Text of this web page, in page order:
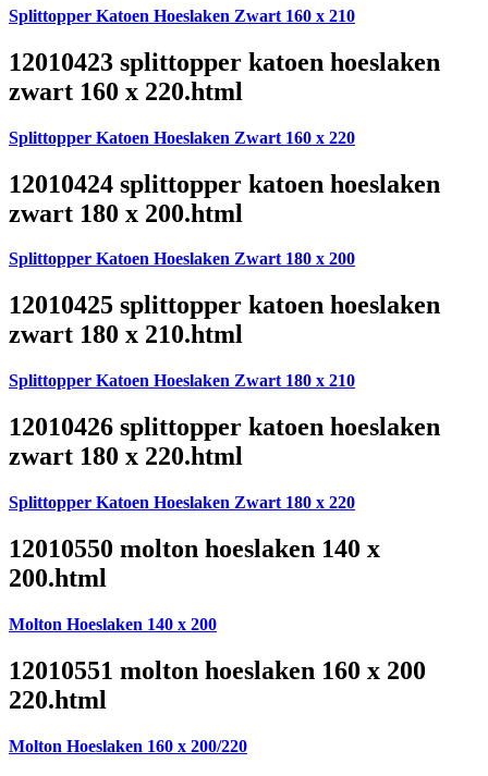
Splittopper Katoen Hoeslaken Zwart 160 x 210
12010423 splittopper katoen hoeslaken
zwart 160 x 220.html
Splittopper Katoen Hoeslaken Zwart 160 x 220
12010424 splittopper katoen hoeslaken
zwart 180 x 200.html
Splittopper Katoen Hoeslaken Zwart 180 x 200
12010425 splittopper katoen hoeslaken
zwart 180 x 210.html
Splittopper Katoen Hoeslaken Zwart 180 x 210
12010426 splittopper katoen hoeslaken
zwart 180 x 220.html
Splittopper Katoen Hoeslaken Zwart 180 x 220
12010550 molton hoeslaken 140 x
200.html
Molton Hoeslaken 140 x 200
12010551 molton hoeslaken 160 x 200
220.html
Molton Hoeslaken 160 x 200/220